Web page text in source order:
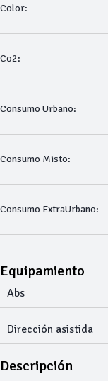
Color:
Co2:
Consumo Urbano:
Consumo Misto:
Consumo ExtraUrbano:
Equipamiento
Abs
Dirección asistida
Descripción